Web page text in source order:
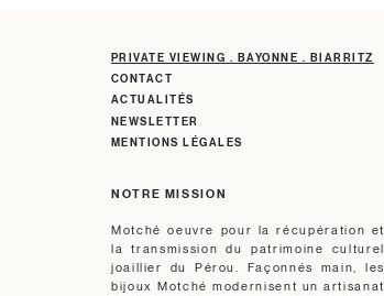
PRIVATE VIEWING . BAYONNE . BIARRITZ
CONTACT
ACTUALITÉS
NEWSLETTER
MENTIONS LÉGALES
NOTRE MISSION
Motché oeuvre pour la récupération et
la transmission du patrimoine culturel
joaillier du Pérou. Façonnés main, les
bijoux Motché modernisent un artisanat